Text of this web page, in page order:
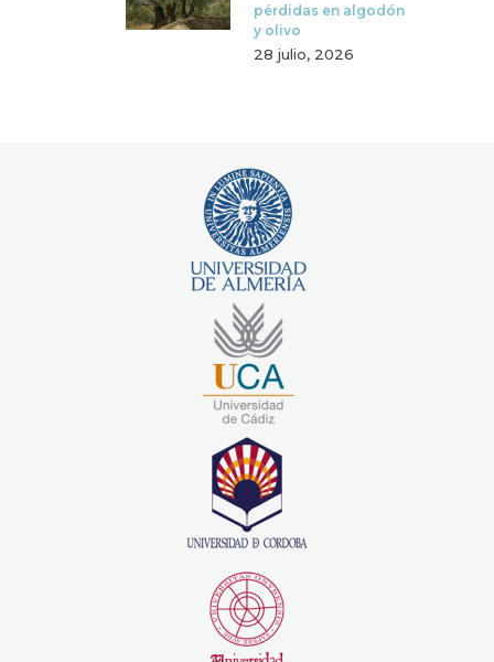
pérdidas en algodón
y olivo
28 julio, 2026